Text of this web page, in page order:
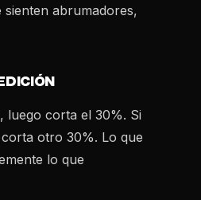
sienten abrumadores,
luego corta el 30%. Si
otro 30%. Lo que
lo que